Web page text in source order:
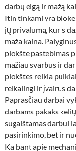
darbų eigą ir mažą
Itin tinkami yra
jų privalumą, kuris
maža kaina.
plokšte pastebimas
mažiau svarbus ir
plokštes reikia
reikalingi ir įvairūs
Paprasčiau darbai
darbams pakaks
sugaištamas darbui
pasirinkimo, bet ir
Kalbant apie